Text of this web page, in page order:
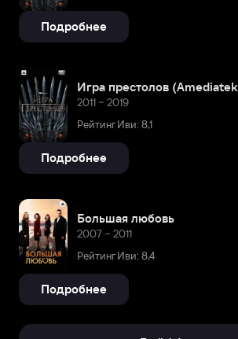
Подробнее
Игра престолов
2011 – 2019
Рейтинг Иви: 8,1
Подробнее
Большая любовь
2007 – 2011
Рейтинг Иви: 8,4
Подробнее